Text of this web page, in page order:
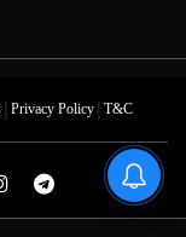
| Privacy Policy| T&C